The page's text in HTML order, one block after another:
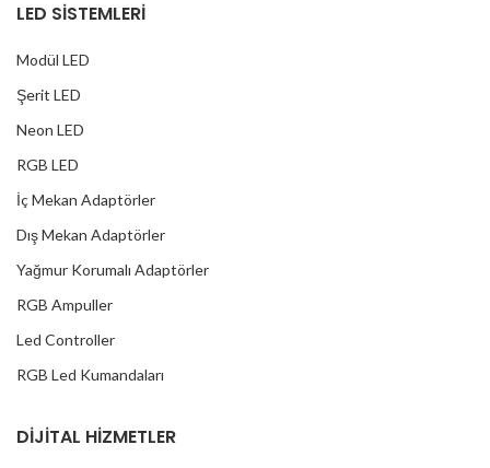
LED SİSTEMLERİ
Modül LED
Şerit LED
Neon LED
RGB LED
İç Mekan Adaptörler
Dış Mekan Adaptörler
Yağmur Korumalı Adaptörler
RGB Ampuller
Led Controller
RGB Led Kumandaları
DİJİTAL HİZMETLER